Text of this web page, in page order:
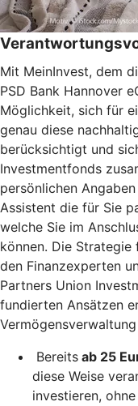
Mit MeinInvest, dem
PSD Bank Hannover
Möglichkeit, sich für
genau diese
berücksichtigt und
Investmentfonds
persönlichen
Assistent die für Sie
welche Sie im
können. Die
den Finanzexperten
Partners Union
fundierten Ansätzen
Bereits ab 25
diese Weise
investieren,